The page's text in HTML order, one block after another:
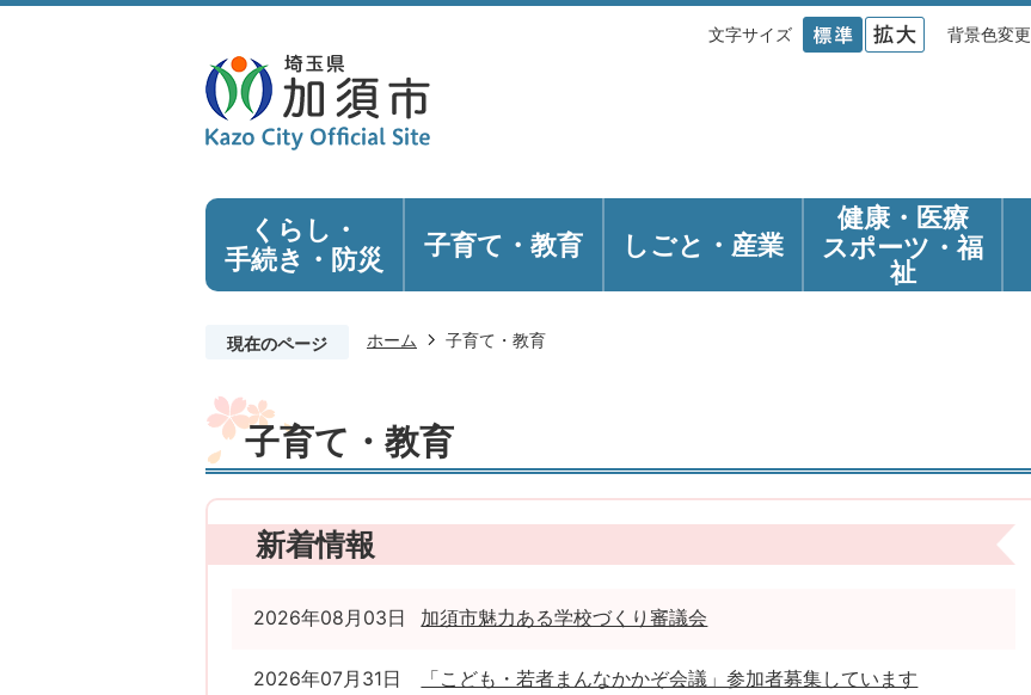
文字サイズ 背景色変更
くらし・
手続き ・防災 子育て・教育 しごと・産業
健康・医療
スポーツ・福
祉
現在のページ ホーム 子育て・教育
子育て・教育
新着情報
2026年08月03日 加須市魅力ある学校づくり審議会
2026年07月31日 「こども・若者まんなかかぞ会議」参加者募集しています